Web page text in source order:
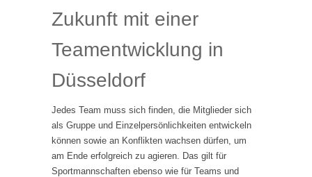
Zukunft mit einer
Teamentwicklung in
Düsseldorf
Jedes Team muss sich finden, die Mitglieder sich
als Gruppe und Einzelpersönlichkeiten entwickeln
können sowie an Konflikten wachsen dürfen, um
am Ende erfolgreich zu agieren. Das gilt für
Sportmannschaften ebenso wie für Teams und